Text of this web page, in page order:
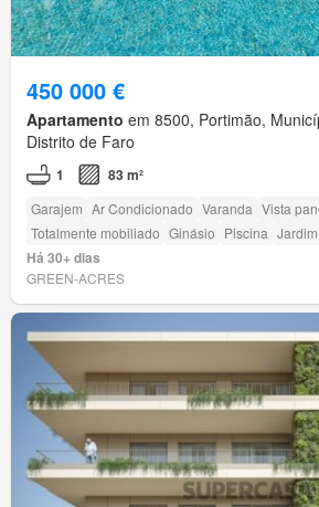
450 000 €
Apartamento em 8500, Portimão,
Distrito de Faro
1 83 m²
Garajem Ar Condicionado Varanda Vista
Totalmente mobiliado Ginásio Piscina Jardim
Há 30+ dias
GREEN-ACRES